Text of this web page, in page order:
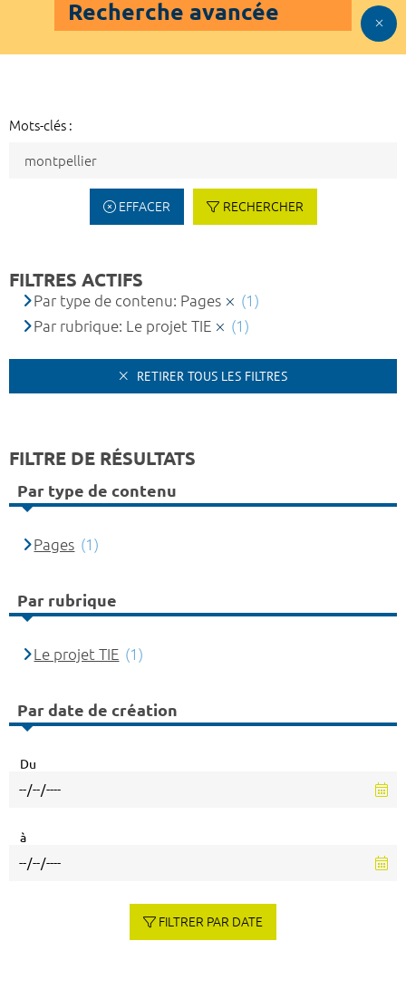
Recherche avancée
Mots-clés :
EFFACER RECHERCHER
FILTRES ACTIFS
Par type de contenu: Pages
(1)
Par rubrique: Le projet TIE
(1)
RETIRER TOUS LES FILTRES
FILTRE DE RÉSULTATS
Par type de contenu
Pages (1)
Par rubrique
Le projet TIE (1)
Par date de création
Du
à
FILTRER PAR DATE